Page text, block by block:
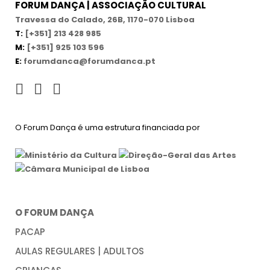
FORUM DANÇA | ASSOCIAÇÃO CULTURAL
Travessa do Calado, 26B, 1170-070 Lisboa
T: [+351] 213 428 985
M: [+351] 925 103 596
E: forumdanca@forumdanca.pt
O Forum Dança é uma estrutura financiada por
O FORUM DANÇA
PACAP
AULAS REGULARES | ADULTOS